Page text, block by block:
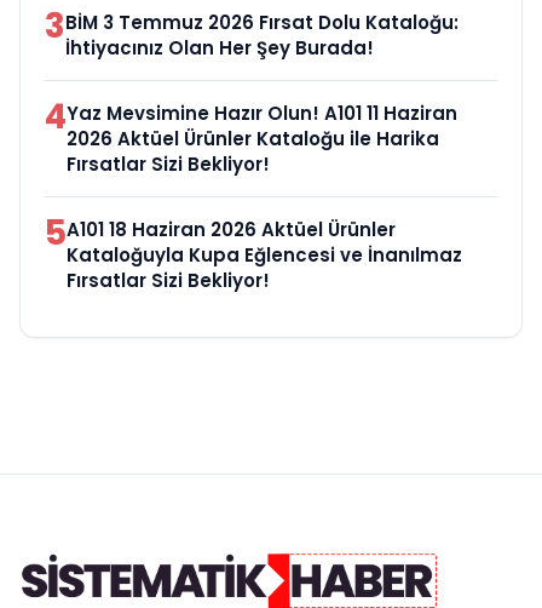
3BİM 3 Temmuz 2026 Fırsat Dolu Kataloğu:
İhtiyacınız Olan Her Şey Burada!
4Yaz Mevsimine Hazır Olun! A101 11 Haziran
2026 Aktüel Ürünler Kataloğu ile Harika
Fırsatlar Sizi Bekliyor!
5A101 18 Haziran 2026 Aktüel Ürünler
Kataloğuyla Kupa Eğlencesi ve İnanılmaz
Fırsatlar Sizi Bekliyor!